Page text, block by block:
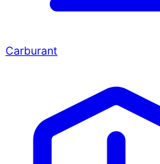
Carburant